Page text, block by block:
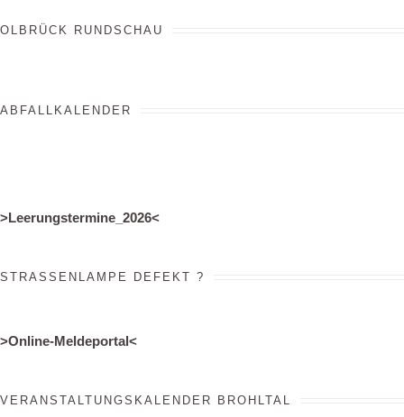
OLBRÜCK RUNDSCHAU
ABFALLKALENDER
>Leerungstermine_2026<
STRASSENLAMPE DEFEKT ?
>Online-Meldeportal<
VERANSTALTUNGSKALENDER BROHLTAL